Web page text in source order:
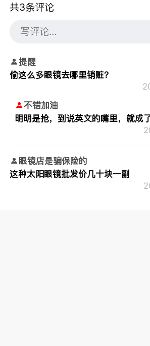
共3条评论
提醒
偷这么多眼镜去哪里销赃？
不错加油
明明是抢，到说英文的嘴里，就成了
眼镜店是骗保险的
这种太阳眼镜批发价几十块一副